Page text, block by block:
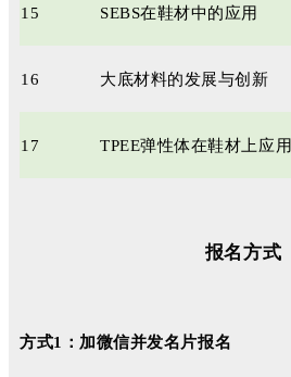
15 SEBS在鞋材中的应用
16 大底材料的发展与创新
17 TPEE弹性体在鞋材上应用
报名方式
方式1： 加微信并发名片报名